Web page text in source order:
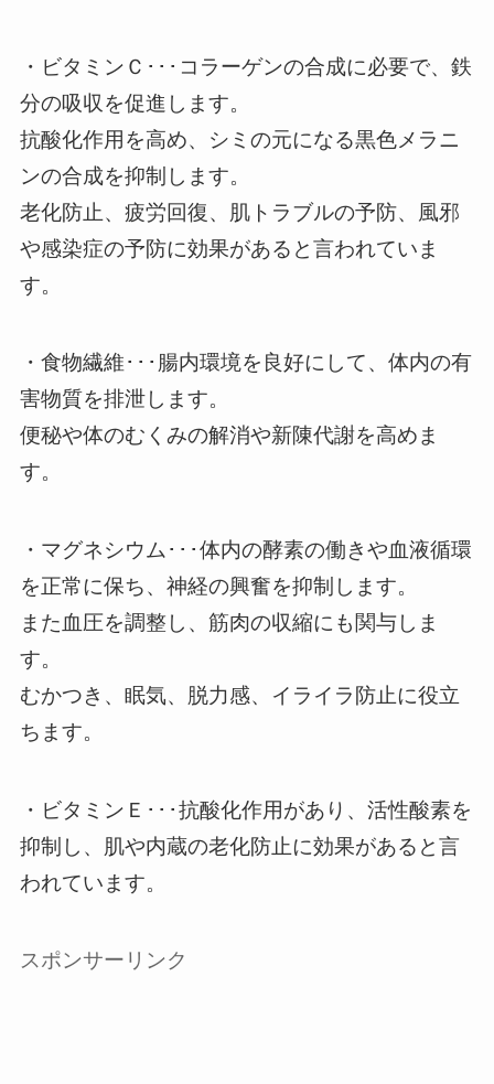
・ビタミンＣ･･･コラーゲンの合成に必要で、鉄
分の吸収を促進します。
抗酸化作用を高め、シミの元になる黒色メラニ
ンの合成を抑制します。
老化防止、疲労回復、肌トラブルの予防、風邪
や感染症の予防に効果があると言われていま
す。
・食物繊維･･･腸内環境を良好にして、体内の有
害物質を排泄します。
便秘や体のむくみの解消や新陳代謝を高めま
す。
・マグネシウム･･･体内の酵素の働きや血液循環
を正常に保ち、神経の興奮を抑制します。
また血圧を調整し、筋肉の収縮にも関与しま
す。
むかつき、眠気、脱力感、イライラ防止に役立
ちます。
・ビタミンＥ･･･抗酸化作用があり、活性酸素を
抑制し、肌や内蔵の老化防止に効果があると言
われています。
スポンサーリンク